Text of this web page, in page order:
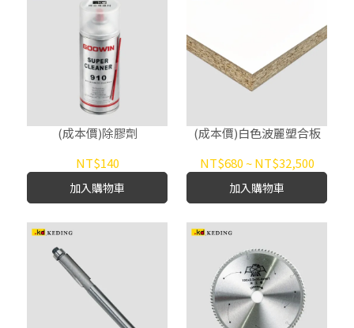
(成本價)除膠劑
NT$140
加入購物車
(成本價)白色波麗塑合板
NT$680~NT$32,500
加入購物車